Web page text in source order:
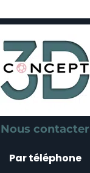
Nous contacter
Par téléphone